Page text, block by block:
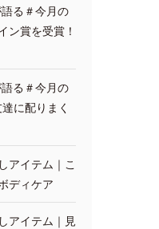
る＃今月の
ン賞を受賞！
る＃今月の
に配りまく
アイテム｜こ
ディケア
アイテム｜見